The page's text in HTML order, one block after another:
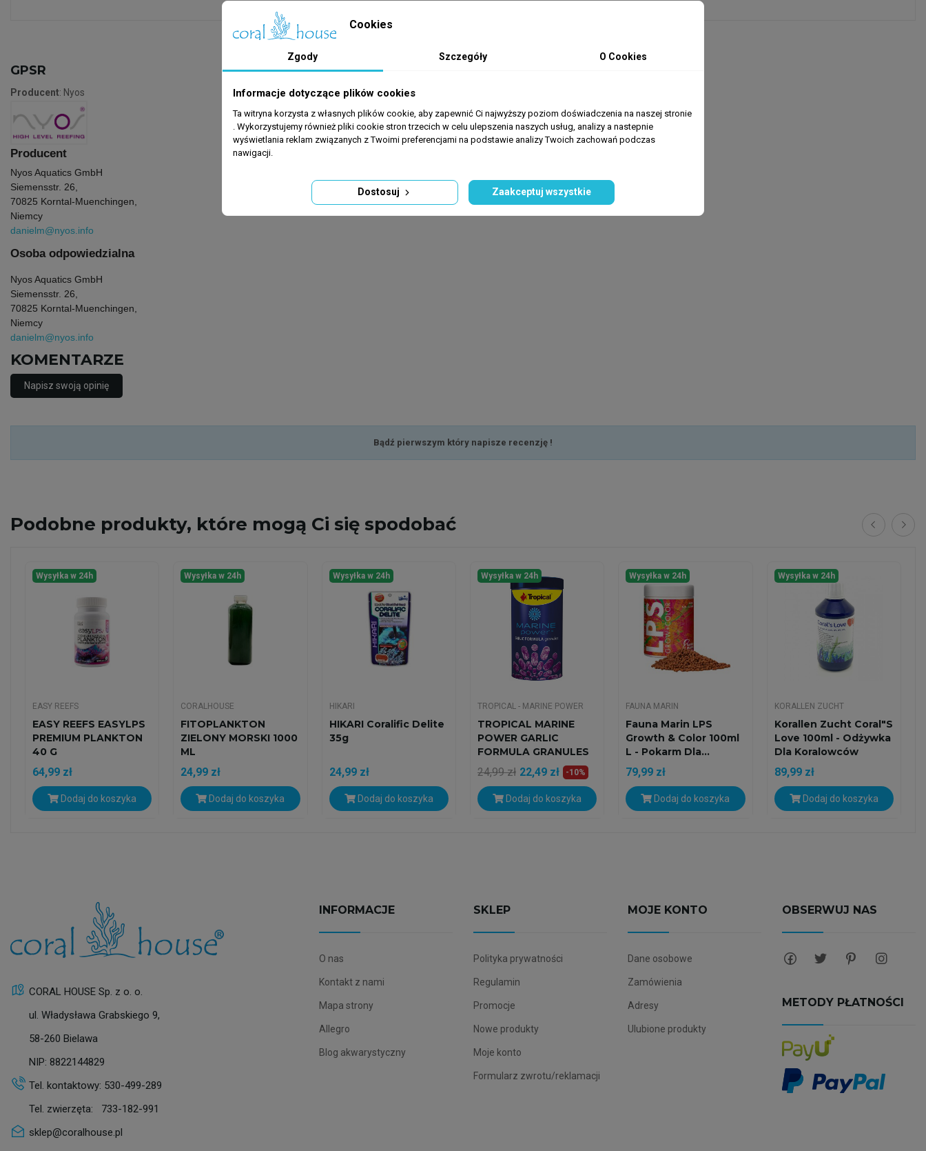
GPSR
Producent: Nyos
Producent
Nyos Aquatics GmbH
Siemensstr. 26,
70825 Korntal-Muenchingen,
Niemcy
danielm@nyos.info
Osoba odpowiedzialna
Nyos Aquatics GmbH
Siemensstr. 26,
70825 Korntal-Muenchingen,
Niemcy
danielm@nyos.info
KOMENTARZE
Napisz swoją opinię
Bądź pierwszym który napisze recenzję !
Podobne produkty, które mogą Ci się spodobać
Wysyłka w 24h
EASY REEFS
EASY REEFS EASYLPS
PREMIUM PLANKTON
40 G
64,99 zł
Dodaj do koszyka
Wysyłka w 24h
CORALHOUSE
FITOPLANKTON
ZIELONY MORSKI 1000
ML
24,99 zł
Dodaj do koszyka
Wysyłka w 24h
HIKARI
HIKARI Coralific Delite
35g
24,99 zł
Dodaj do koszyka
Wysyłka w 24h
TROPICAL - MARINE POWER
TROPICAL MARINE
POWER GARLIC
FORMULA GRANULES
150g
24,99 zł 22,49 zł -10%
Dodaj do koszyka
Wysyłka w 24h
FAUNA MARIN
Fauna Marin LPS
Growth & Color 100ml
L - Pokarm Dla...
79,99 zł
Dodaj do koszyka
Wysyłka w 24h
KORALLEN ZUCHT
Korallen Zucht Coral"s
Love 100ml - Odżywka
Dla Koralowców
89,99 zł
Dodaj do koszyka
CORAL HOUSE Sp. z o. o.
ul. Władysława Grabskiego 9,
58-260 Bielawa
NIP: 8822144829
Tel. kontaktowy: 530-499-289
Tel. zwierzęta: 733-182-991
sklep@coralhouse.pl
INFORMACJE
O nas
Kontakt z nami
Mapa strony
Allegro
Blog akwarystyczny
SKLEP
Polityka prywatności
Regulamin
Promocje
Nowe produkty
Moje konto
Formularz zwrotu/reklamacji
MOJE KONTO
Dane osobowe
Zamówienia
Adresy
Ulubione produkty
OBSERWUJ NAS
METODY PŁATNOŚCI
Cookies
Zgody Szczegóły O Cookies
Informacje dotyczące plików cookies
Ta witryna korzysta z własnych plików cookie, aby zapewnić Ci najwyższy poziom doświadczenia na naszej stronie
. Wykorzystujemy również pliki cookie stron trzecich w celu ulepszenia naszych usług, analizy a nastepnie
wyświetlania reklam związanych z Twoimi preferencjami na podstawie analizy Twoich zachowań podczas
nawigacji.
Dostosuj Zaakceptuj wszystkie